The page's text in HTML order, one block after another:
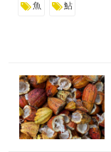
魚 鮎